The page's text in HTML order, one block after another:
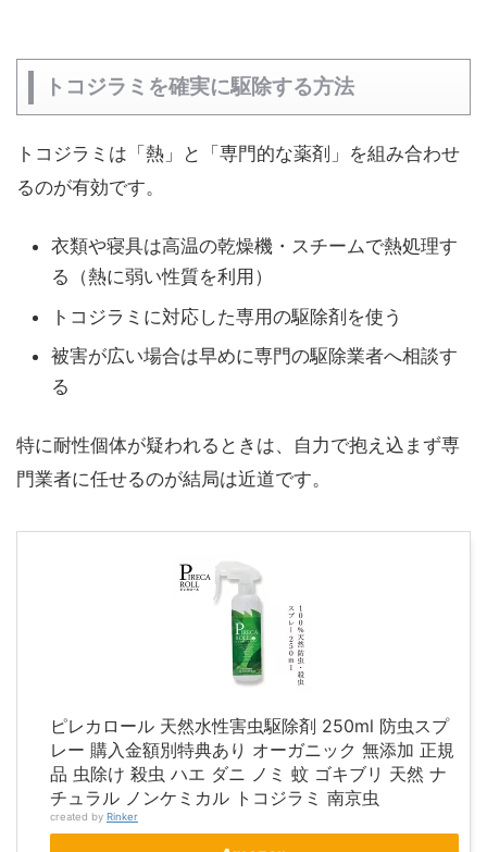
トコジラミを確実に駆除する方法
トコジラミは「熱」と「専門的な薬剤」を組み合わせ
るのが有効です。
衣類や寝具は高温の乾燥機・スチームで熱処理す
る（熱に弱い性質を利用）
トコジラミに対応した専用の駆除剤を使う
被害が広い場合は早めに専門の駆除業者へ相談す
る
特に耐性個体が疑われるときは、自力で抱え込まず専
門業者に任せるのが結局は近道です。
ピレカロール 天然水性害虫駆除剤 250ml 防虫スプ
レー 購入金額別特典あり オーガニック 無添加 正規
品 虫除け 殺虫 ハエ ダニ ノミ 蚊 ゴキブリ 天然 ナ
チュラル ノンケミカル トコジラミ 南京虫
created by Rinker